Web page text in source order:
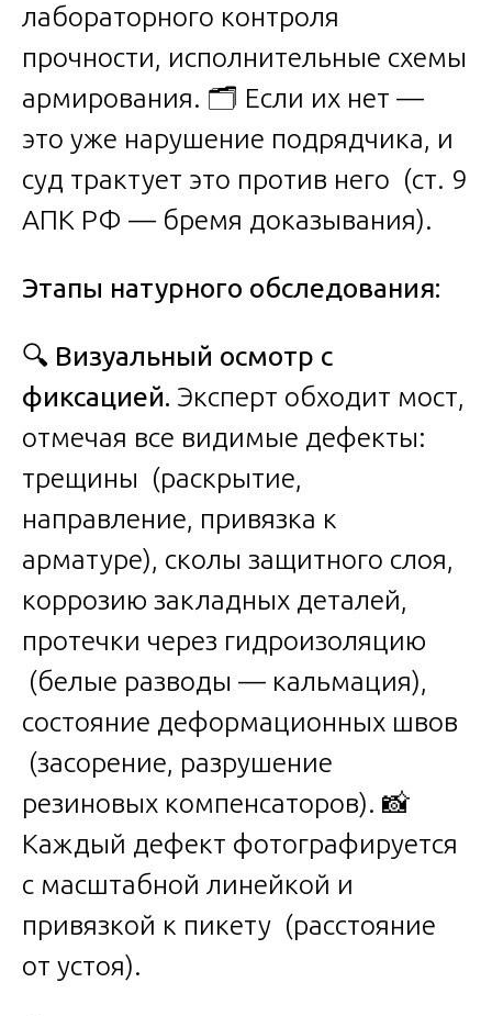
лабораторного контроля
прочности, исполнительные схемы
армирования. 🗂️ Если их нет —
это уже нарушение подрядчика, и
суд трактует это против него (ст. 9
АПК РФ — бремя доказывания).
Этапы натурного обследования:
🔍 Визуальный осмотр с
фиксацией. Эксперт обходит мост,
отмечая все видимые дефекты:
трещины (раскрытие,
направление, привязка к
арматуре), сколы защитного слоя,
коррозию закладных деталей,
протечки через гидроизоляцию
(белые разводы — кальмация),
состояние деформационных швов
(засорение, разрушение
резиновых компенсаторов). 📸
Каждый дефект фотографируется
с масштабной линейкой и
привязкой к пикету (расстояние
от устоя).